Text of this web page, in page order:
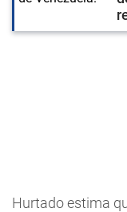
Hurtado estima